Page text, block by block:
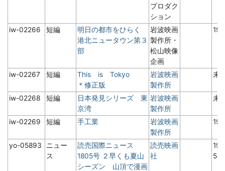
プロダク
ション
iw-02266 短編
明日の都市をひらく
港北ニュータウン第３
部
岩波映画
製作所・
松山映像
企画
iw-02267 短編
This is Tokyo
＊修正版
岩波映画
製作所
未
iw-02268 短編
日本発見シリーズ 東
京湾
岩波映画
製作所
未
iw-02269 短編 手工業
岩波映画
製作所
yo-05893
ニュー
ス
読売国際ニュース
1805号 ２早くも夏山
シーズン 山頂で漫画
読売映画
社
5